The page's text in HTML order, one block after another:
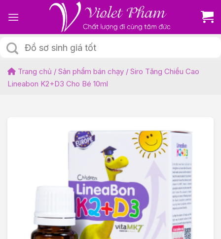
Tìm
kiếm:
Trang chủ / Sản phẩm bán chạy / Siro Tăng Chiều Cao
Lineabon K2+D3 Cho Bé 10ml